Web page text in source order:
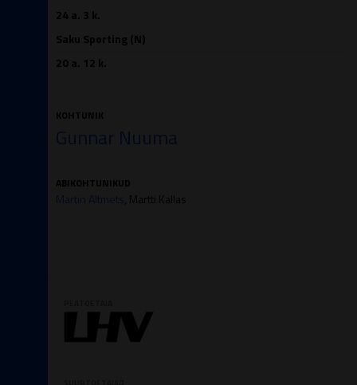
24 a. 3 k.
Saku Sporting (N)
20 a. 12 k.
KOHTUNIK
Gunnar Nuuma
ABIKOHTUNIKUD
Martin Altmets , Martti Kallas